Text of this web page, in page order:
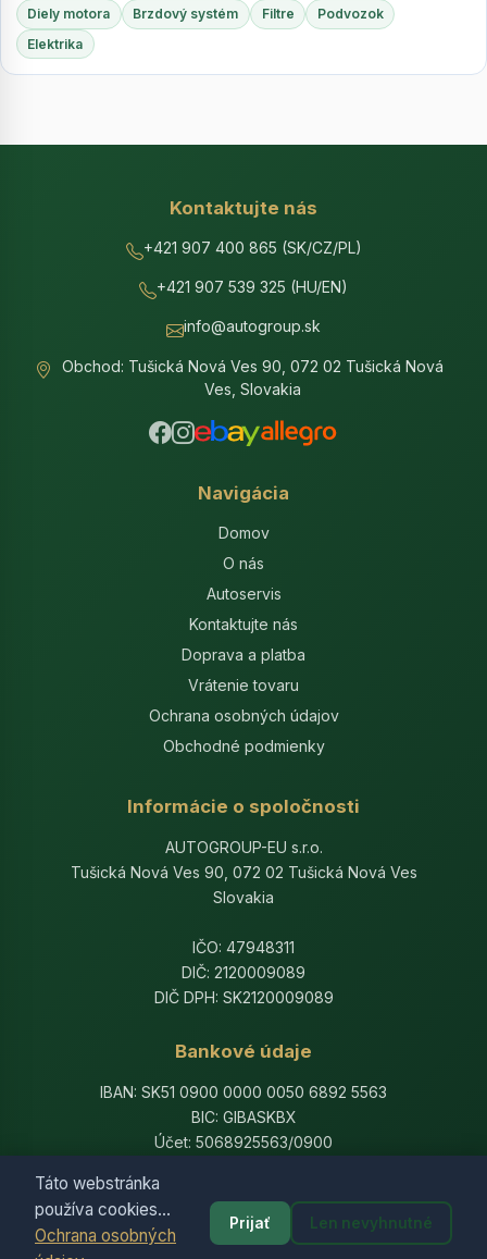
Táto webstránka
používa cookies...
Ochrana osobných
Prijať Len nevyhnutné
Diely motora Brzdový systém Filtre
Podvozok
Elektrika
Kontaktujte nás
+421 907 400 865 (SK/CZ/PL)
+421 907 539 325 (HU/EN)
info@autogroup.sk
Obchod: Tušická Nová Ves 90, 072 02 Tušická Nová
Ves, Slovakia
Navigácia
Domov
O nás
Autoservis
Kontaktujte nás
Doprava a platba
Vrátenie tovaru
Ochrana osobných údajov
Obchodné podmienky
Informácie o spoločnosti
AUTOGROUP-EU s.r.o.
Tušická Nová Ves 90, 072 02 Tušická Nová Ves
Slovakia
IČO: 47948311
DIČ: 2120009089
DIČ DPH: SK2120009089
Bankové údaje
IBAN: SK51 0900 0000 0050 6892 5563
BIC: GIBASKBX
Účet: 5068925563/0900